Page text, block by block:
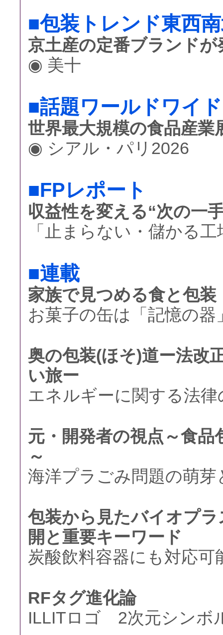
■包装トレンド東西
京土産の定番ブランドが
◉ 美十
■話題ワールドワイド
世界最大規模の食品産業
◉ シアル・パリ2026
■FPレポート
収益性を変える“次の一
「止まらない・儲かる
■連載
家族で見つめる食と包装
お菓子の缶は「記憶の
奥の包装(ほそ)道ー法改
い旅ー
エネルギーに関する法
元・開発者の視点～食
～
海洋プラごみ問題の萌
包装から見たバイオプ
開と重要キーワード
炭酸飲料容器にも対応
RFタグ進化論
ILLITロゴ 2次元シンボ